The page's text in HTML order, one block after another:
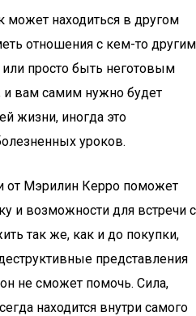
находиться в другом
отношения с кем-то другим
просто быть неготовым
и вам самим нужно будет
жизни, иногда это
уроков.
от Мэрилин Керро поможет
и возможности для встречи с
так же, как и до покупки,
представления
не сможет помочь. Сила,
находится внутри самого